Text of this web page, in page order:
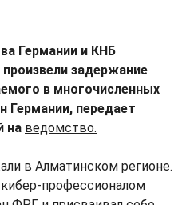
Германии и КНБ
задержание
в многочисленных
Германии, передает
на ведомство.
в Алматинском регионе.
профессионалом